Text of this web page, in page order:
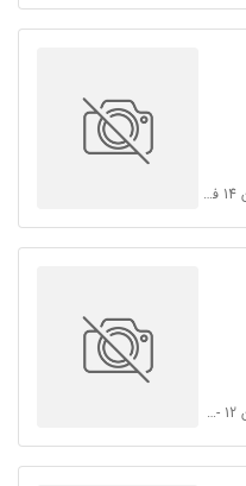
اصفهان - شهرک صنعتی محمود آباد - خیابان 14 فرعی 12
اصفهان - شهرک صنعتی محمود آباد - خیابان 12 - فرعی 12 و 14